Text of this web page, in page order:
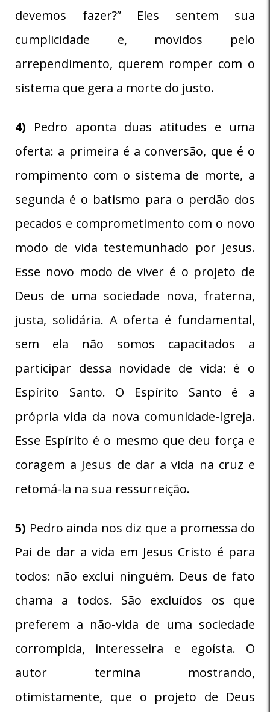
devemos fazer?” Eles sentem sua
cumplicidade e, movidos pelo
arrependimento, querem romper com o
sistema que gera a morte do justo.
4) Pedro aponta duas atitudes e uma
oferta: a primeira é a conversão, que é o
rompimento com o sistema de morte, a
segunda é o batismo para o perdão dos
pecados e comprometimento com o novo
modo de vida testemunhado por Jesus.
Esse novo modo de viver é o projeto de
Deus de uma sociedade nova, fraterna,
justa, solidária. A oferta é fundamental,
sem ela não somos capacitados a
participar dessa novidade de vida: é o
Espírito Santo. O Espírito Santo é a
própria vida da nova comunidade-Igreja.
Esse Espírito é o mesmo que deu força e
coragem a Jesus de dar a vida na cruz e
retomá-la na sua ressurreição.
5) Pedro ainda nos diz que a promessa do
Pai de dar a vida em Jesus Cristo é para
todos: não exclui ninguém. Deus de fato
chama a todos. São excluídos os que
preferem a não-vida de uma sociedade
corrompida, interesseira e egoísta. O
autor termina mostrando,
otimistamente, que o projeto de Deus